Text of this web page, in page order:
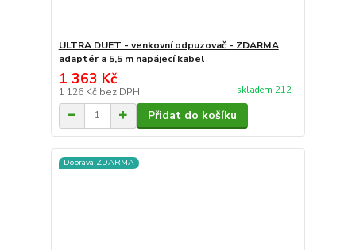
ULTRA DUET - venkovní odpuzovač - ZDARMA
adaptér a 5,5 m napájecí kabel
1 363 Kč
1 126 Kč bez DPH skladem 212
Přidat do košíku
Doprava ZDARMA